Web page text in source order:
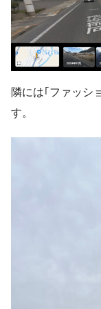
隣には｢ファッシ
す。